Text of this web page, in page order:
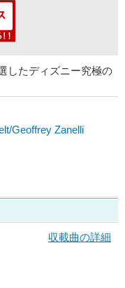
したディズニー究極の
Geoffrey Zanelli
収載曲の詳細